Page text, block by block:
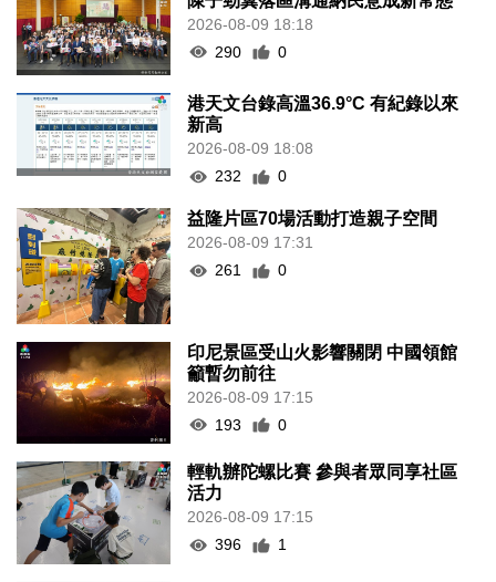
2026-08-09 18:18
290
0
港天文台錄高溫36.9°C 有紀錄以來
新高
2026-08-09 18:08
232
0
益隆片區70場活動打造親子空間
2026-08-09 17:31
261
0
印尼景區受山火影響關閉 中國領館
籲暫勿前往
2026-08-09 17:15
193
0
輕軌辦陀螺比賽 參與者眾同享社區
活力
2026-08-09 17:15
396
1